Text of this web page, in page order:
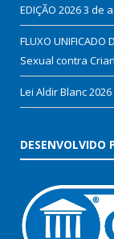
EDIÇÃO 20263 de
FLUXO
Sexual contra
Lei Aldir Blanc 2026
DESENVOLVIDO